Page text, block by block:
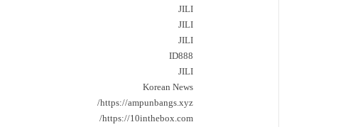
JILI
JILI
JILI
ID888
JILI
Korean News
https://ampunbangs.xyz/
https://10inthebox.com/